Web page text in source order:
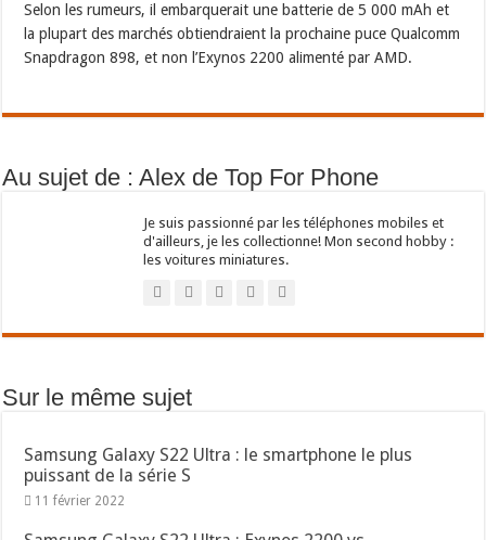
Selon les rumeurs, il embarquerait une batterie de 5 000 mAh et
la plupart des marchés obtiendraient la prochaine puce Qualcomm
Snapdragon 898, et non l’Exynos 2200 alimenté par AMD.
Au sujet de : Alex de Top For Phone
Je suis passionné par les téléphones mobiles et
d'ailleurs, je les collectionne! Mon second hobby :
les voitures miniatures.
Sur le même sujet
Samsung Galaxy S22 Ultra : le smartphone le plus
puissant de la série S
11 février 2022